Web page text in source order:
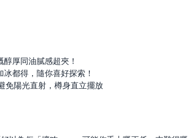
厚同油膩感超夾！
都得，隨你喜好探索！
免陽光直射，樽身直立擺放